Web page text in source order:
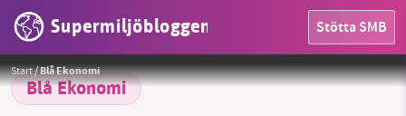
Supermiljöbloggen Stötta SMB
OMRÅDEN
Start/Blå Ekonomi
Blå Ekonomi
Foto:Pixabay